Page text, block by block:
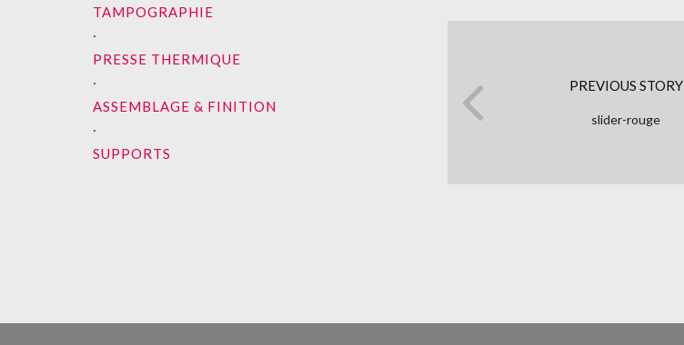
PREVIOUS STORY
slider-rouge
TAMPOGRAPHIE
∙
PRESSE THERMIQUE
∙
ASSEMBLAGE & FINITION
∙
SUPPORTS